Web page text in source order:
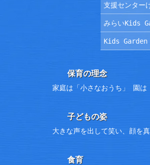
支援センター
みらいKids
Kids Garden
保育の理念
家庭は「小さなおうち」 園は
子どもの姿
大きな声を出して笑い、顔を
食育